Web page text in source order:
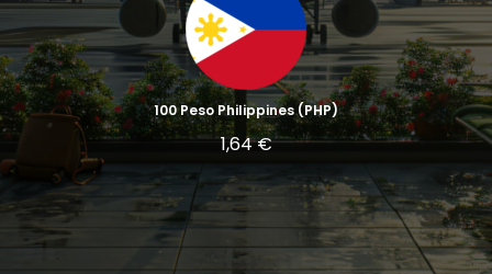
100 Peso Philippines (PHP)
1,64 €